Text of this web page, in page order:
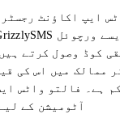
ایپ اکاؤنٹ
ہے۔ فالتو واٹس
آٹومیشن کے